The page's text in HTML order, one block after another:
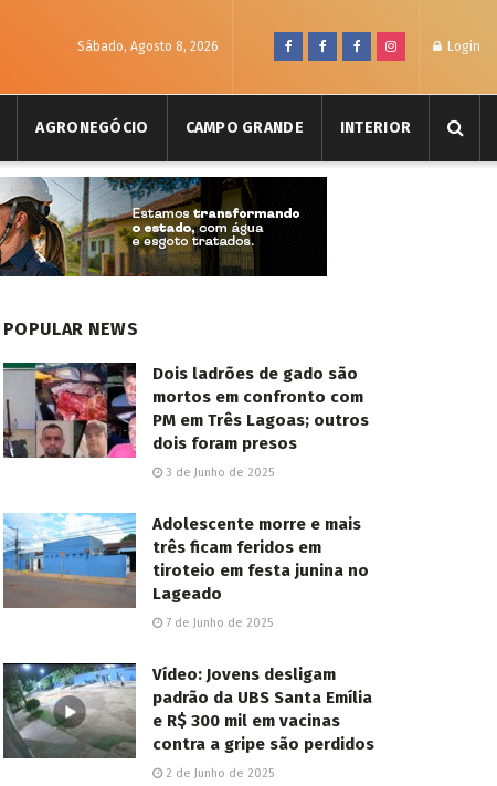
Sábado, Agosto 8, 2026 Login
AGRONEGÓCIO CAMPO GRANDE INTERIOR
POPULAR NEWS
Dois ladrões de gado são
mortos em confronto com
PM em Três Lagoas; outros
dois foram presos
3 de Junho de 2025
Adolescente morre e mais
três ficam feridos em
tiroteio em festa junina no
Lageado
7 de Junho de 2025
Vídeo: Jovens desligam
padrão da UBS Santa Emília
e R$ 300 mil em vacinas
contra a gripe são perdidos
2 de Junho de 2025